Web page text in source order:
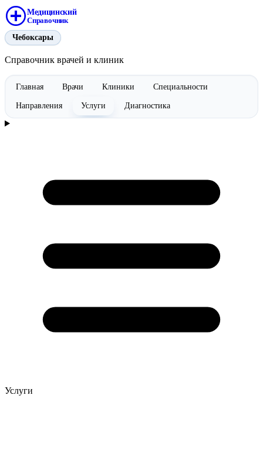
Медицинский
Справочник
Чебоксары
Справочник врачей и клиник
Главная Врачи Клиники Специальности
Направления Услуги Диагностика
Услуги